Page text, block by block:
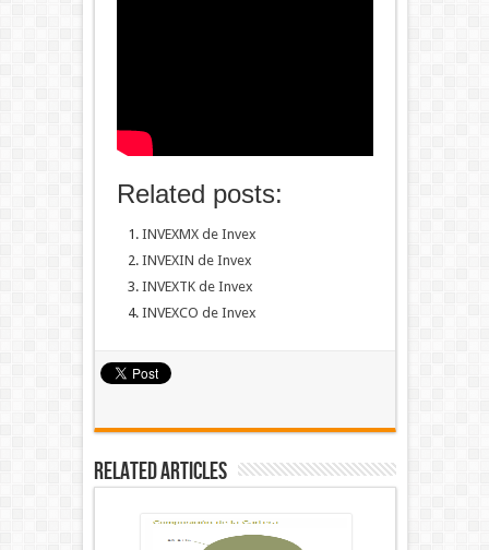
Related posts:
INVEXMX de Invex
INVEXIN de Invex
INVEXTK de Invex
INVEXCO de Invex
Related Articles